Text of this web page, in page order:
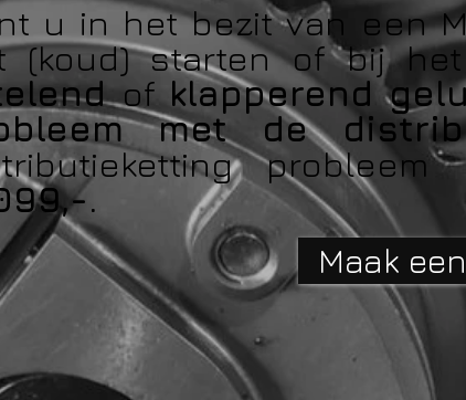
u in het bezit van een
(koud) starten of bij
ofklapperend
met de
.
Maak